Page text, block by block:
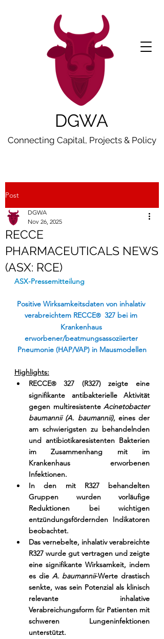
DGWA
Connecting Capital, Projects & Policy
Post
RECCE
PHARMACEUTICALS NEWS
(ASX: RCE)
DGWA
Nov 26, 2025
ASX-Pressemitteilung
Positive Wirksamkeitsdaten von inhalativ
verabreichtem RECCE® 327 bei im
Krankenhaus
erworbener/beatmungsassoziierter
Pneumonie (HAP/VAP) in Mausmodellen
Highlights:
RECCE® 327 (R327) zeigte eine
signifikante antibakterielle Aktivität
gegen multiresistente Acinetobacter
baumannii (A. baumannii), eines der
am schwierigsten zu behandelnden
und antibiotikaresistenten Bakterien
im Zusammenhang mit im
Krankenhaus erworbenen
Infektionen.
In den mit R327 behandelten
Gruppen wurden vorläufige
Reduktionen bei wichtigen
entzündungsfördernden Indikatoren
beobachtet.
Das vernebelte, inhalativ verabreichte
R327 wurde gut vertragen und zeigte
eine signifikante Wirksamkeit, indem
es die A. baumannii-Werte drastisch
senkte, was sein Potenzial als klinisch
relevante inhalative
Verabreichungsform für Patienten mit
schweren Lungeninfektionen
unterstützt.